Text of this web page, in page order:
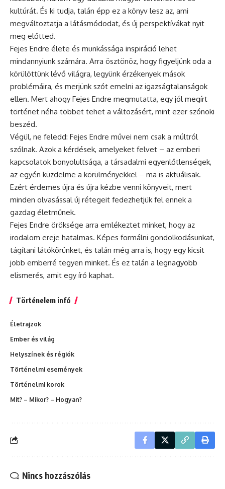
kultúrát. És ki tudja, talán épp ez a könyv lesz az, ami
megváltoztatja a látásmódodat, és új perspektívákat nyit
meg előtted.
Fejes Endre élete és munkássága inspiráció lehet
mindannyiunk számára. Arra ösztönöz, hogy figyeljünk oda a
körülöttünk lévő világra, legyünk érzékenyek mások
problémáira, és merjünk szót emelni az igazságtalanságok
ellen. Mert ahogy Fejes Endre megmutatta, egy jól megírt
történet néha többet tehet a változásért, mint ezer szónoki
beszéd.
Végül, ne feledd: Fejes Endre művei nem csak a múltról
szólnak. Azok a kérdések, amelyeket felvet – az emberi
kapcsolatok bonyolultsága, a társadalmi egyenlőtlenségek,
az egyén küzdelme a körülményekkel – ma is aktuálisak.
Ezért érdemes újra és újra kézbe venni könyveit, mert
minden olvasással új rétegeit fedezhetjük fel ennek a
gazdag életműnek.
Fejes Endre öröksége arra emlékeztet minket, hogy az
irodalom ereje hatalmas. Képes formálni gondolkodásunkat,
tágítani látókörünket, és talán még arra is, hogy egy kicsit
jobb emberré tegyen minket. És ez talán a legnagyobb
elismerés, amit egy író kaphat.
Történelem infó
Életrajzok
Ember és világ
Helyszínek és régiók
Történelmi események
Történelmi korok
Mit? – Mikor? – Hogyan?
Nincs hozzászólás